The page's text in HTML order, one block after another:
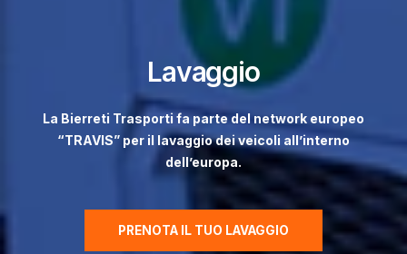
Lavaggio
La Bierreti Trasporti fa parte del network europeo
“TRAVIS” per il lavaggio dei veicoli all’interno
dell’europa.
PRENOTA IL TUO LAVAGGIO